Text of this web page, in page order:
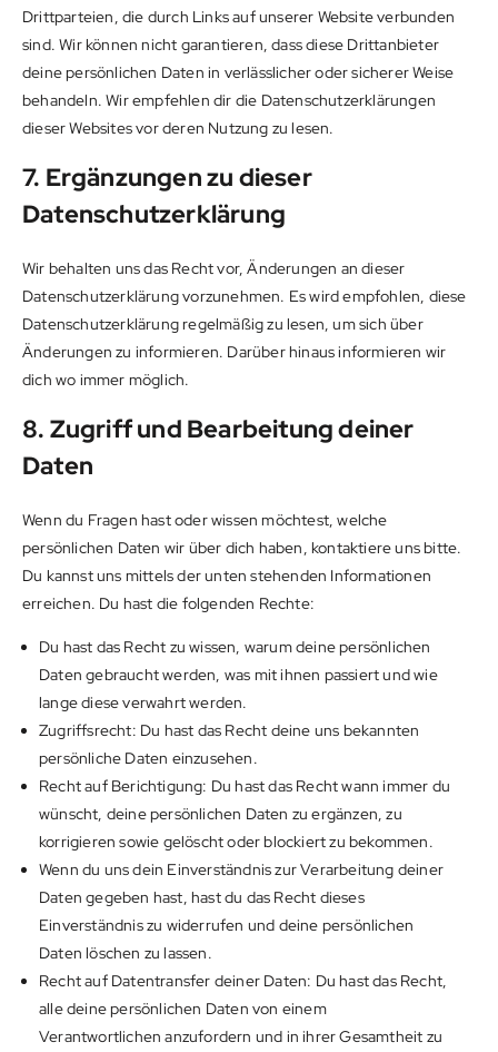
Drittparteien, die durch Links auf unserer Website verbunden
sind. Wir können nicht garantieren, dass diese Drittanbieter
deine persönlichen Daten in verlässlicher oder sicherer Weise
behandeln. Wir empfehlen dir die Datenschutzerklärungen
dieser Websites vor deren Nutzung zu lesen.
7. Ergänzungen zu dieser
Datenschutzerklärung
Wir behalten uns das Recht vor, Änderungen an dieser
Datenschutzerklärung vorzunehmen. Es wird empfohlen, diese
Datenschutzerklärung regelmäßig zu lesen, um sich über
Änderungen zu informieren. Darüber hinaus informieren wir
dich wo immer möglich.
8. Zugriff und Bearbeitung deiner
Daten
Wenn du Fragen hast oder wissen möchtest, welche
persönlichen Daten wir über dich haben, kontaktiere uns bitte.
Du kannst uns mittels der unten stehenden Informationen
erreichen. Du hast die folgenden Rechte:
Du hast das Recht zu wissen, warum deine persönlichen
Daten gebraucht werden, was mit ihnen passiert und wie
lange diese verwahrt werden.
Zugriffsrecht: Du hast das Recht deine uns bekannten
persönliche Daten einzusehen.
Recht auf Berichtigung: Du hast das Recht wann immer du
wünscht, deine persönlichen Daten zu ergänzen, zu
korrigieren sowie gelöscht oder blockiert zu bekommen.
Wenn du uns dein Einverständnis zur Verarbeitung deiner
Daten gegeben hast, hast du das Recht dieses
Einverständnis zu widerrufen und deine persönlichen
Daten löschen zu lassen.
Recht auf Datentransfer deiner Daten: Du hast das Recht,
alle deine persönlichen Daten von einem
Verantwortlichen anzufordern und in ihrer Gesamtheit zu